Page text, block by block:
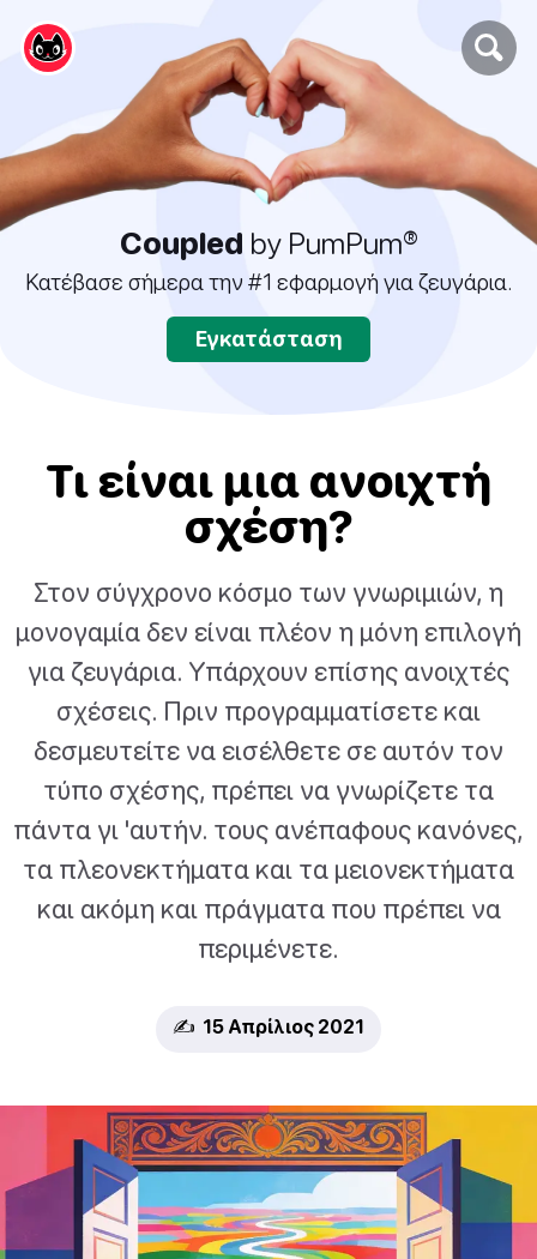
Coupled by PumPum®
Κατέβασε σήμερα την #1 εφαρμογή για ζευγάρια.
Εγκατάσταση
Τι είναι μια ανοιχτή
σχέση?
Στον σύγχρονο κόσμο των γνωριμιών, η
μονογαμία δεν είναι πλέον η μόνη επιλογή
για ζευγάρια. Υπάρχουν επίσης ανοιχτές
σχέσεις. Πριν προγραμματίσετε και
δεσμευτείτε να εισέλθετε σε αυτόν τον
τύπο σχέσης, πρέπει να γνωρίζετε τα
πάντα γι 'αυτήν. τους ανέπαφους κανόνες,
τα πλεονεκτήματα και τα μειονεκτήματα
και ακόμη και πράγματα που πρέπει να
περιμένετε.
✍️ 15 Απρίλιος 2021